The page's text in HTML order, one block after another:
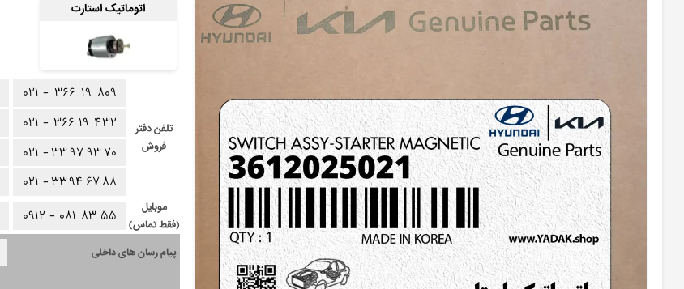
اتوماتیک استارت
تلفن دفتر
فروش
۰۲۱ - ۳۶۶ ۱۹ ۸۰۹
۰۲۱ - ۳۶۶ ۱۹ ۴۳۲
۰۲۱ -۳۳۹۷۹۳۷۰
۰۲۱ -۳۳۹۴ ۶۷۸۸
موبایل
(فقط تماس)
۰۹۱۲ - ۰۸۱ ۸۳ ۵۵
پیام رسان های داخلی